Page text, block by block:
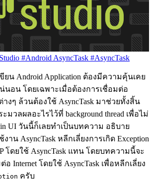
#Android AsyncTask #AsyncTask
น Android Application ต้องมีความคุ้นเคย
นอน โดยเฉพาะเมื่อต้องการเชื่อมต่อ
างๆ ล้วนต้องใช้ AsyncTask มาช่วยทั้งสิ้น
มวลผลอะไรไว้ที่ background thread เพื่อไม่
UI วันนี้ก็เลยทำเป็นบทความ อธิบาย
งาน AsyncTask หลีกเลี่ยงการเกิด Exception
โดยใช้ AsyncTask แทน โดยบทความนี้จะ
Internet โดยใช้ AsyncTask เพื่อหลีกเลี่ยง
ครับ